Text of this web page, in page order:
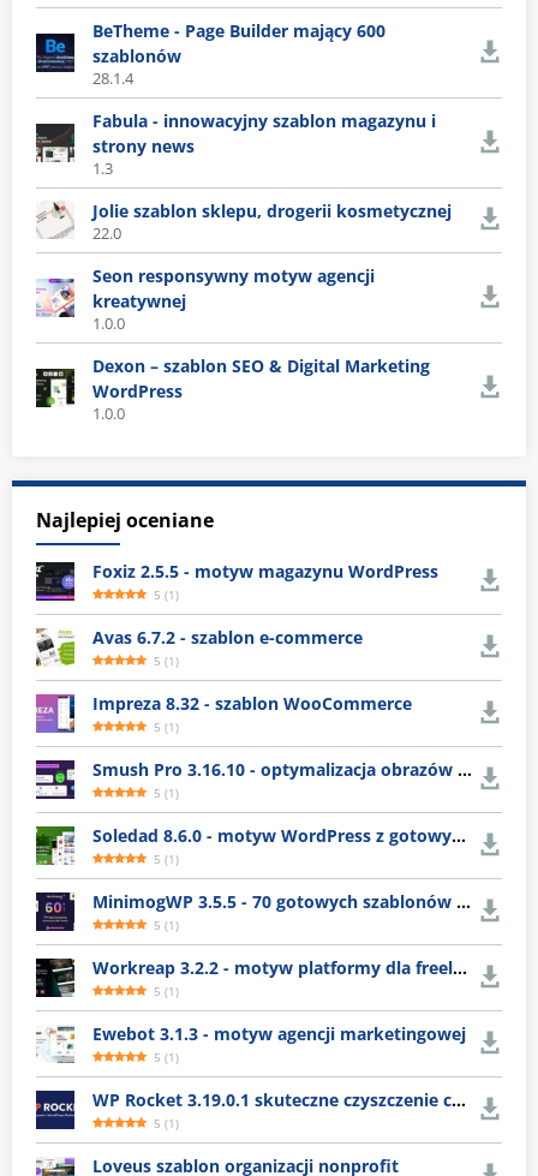
BeTheme - Page Builder mający 600
szablonów
28.1.4
Fabula - innowacyjny szablon magazynu i
strony news
1.3
Jolie szablon sklepu, drogerii kosmetycznej
22.0
Seon responsywny motyw agencji
kreatywnej
1.0.0
Dexon – szablon SEO & Digital Marketing
WordPress
1.0.0
Najlepiej oceniane
Foxiz 2.5.5 - motyw magazynu WordPress
5 (1)
Avas 6.7.2 - szablon e-commerce
5 (1)
Impreza 8.32 - szablon WooCommerce
5 (1)
Smush Pro 3.16.10 - optymalizacja obrazów WordPress
5 (1)
Soledad 8.6.0 - motyw WordPress z gotowymi układami
5 (1)
MinimogWP 3.5.5 - 70 gotowych szablonów e-commerce
5 (1)
Workreap 3.2.2 - motyw platformy dla freelancerów
5 (1)
Ewebot 3.1.3 - motyw agencji marketingowej
5 (1)
WP Rocket 3.19.0.1 skuteczne czyszczenie cache WordPress
5 (1)
Loveus szablon organizacji nonprofit